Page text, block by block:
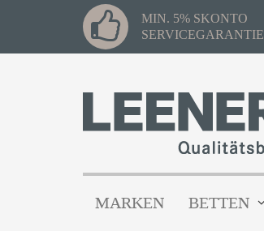
MIN. 5% SKONTO
SERVICEGARANTIE
MARKEN BETTEN